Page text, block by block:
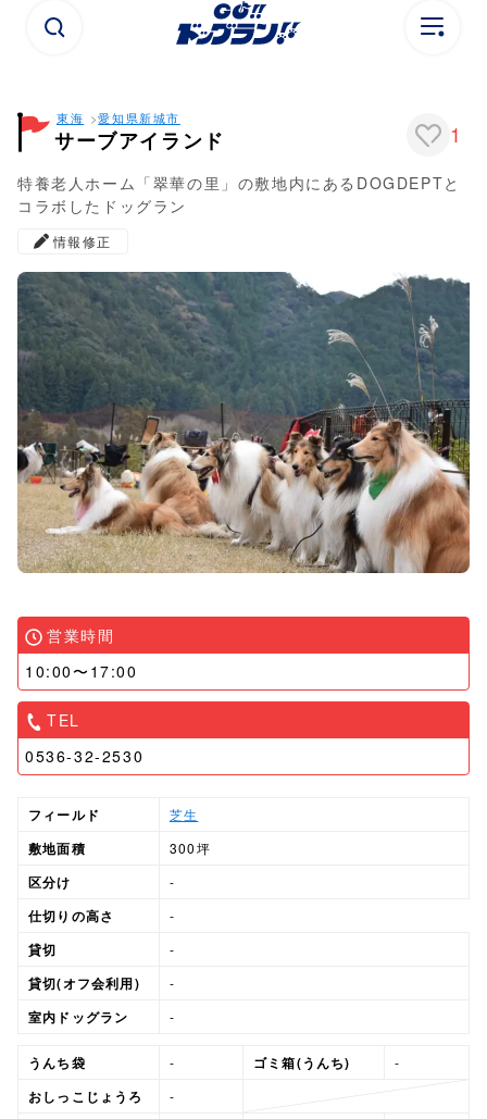
東海 愛知県新城市
サーブアイランド 1
特養老人ホーム「翠華の里」の敷地内にあるDOGDEPTと
コラボしたドッグラン
情報修正
営業時間
10:00〜17:00
TEL
0536-32-2530
フィールド 芝生
敷地面積 300坪
区分け -
仕切りの高さ -
貸切 -
貸切(オフ会利用) -
室内ドッグラン -
うんち袋 - ゴミ箱(うんち) -
おしっこじょうろ -